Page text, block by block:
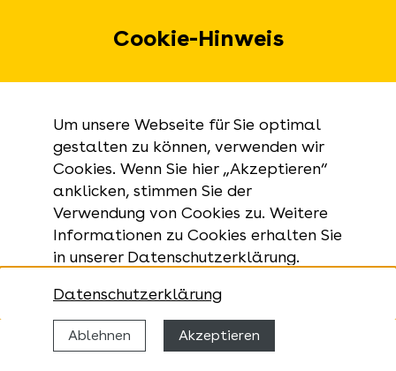
Cookie-Hinweis
Um unsere Webseite für Sie optimal
gestalten zu können, verwenden wir
Cookies. Wenn Sie hier „Akzeptieren“
anklicken, stimmen Sie der
Verwendung von Cookies zu. Weitere
Informationen zu Cookies erhalten Sie
in unserer Datenschutzerklärung.
Datenschutzerklärung
Ablehnen Akzeptieren
+49 711 212-4272
Anfragen zu Archivgut:
+49 711 335075-555
Telefax:
+49 711 212-4283